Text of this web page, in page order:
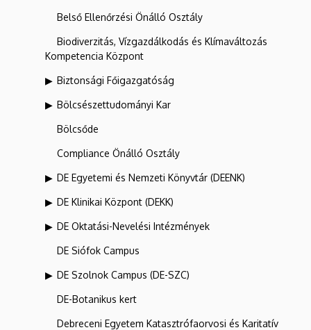
Belső Ellenőrzési Önálló Osztály
Biodiverzitás, Vízgazdálkodás és Klímaváltozás
Kompetencia Központ
Biztonsági Főigazgatóság
Bölcsészettudományi Kar
Bölcsőde
Compliance Önálló Osztály
DE Egyetemi és Nemzeti Könyvtár (DEENK)
DE Klinikai Központ (DEKK)
DE Oktatási-Nevelési Intézmények
DE Siófok Campus
DE Szolnok Campus (DE-SZC)
DE-Botanikus kert
Debreceni Egyetem Katasztrófaorvosi és Karitatív